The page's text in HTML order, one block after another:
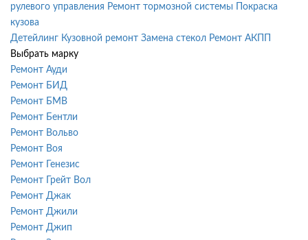
рулевого управления Ремонт тормозной системы
Покраска
кузова
Детейлинг Кузовной ремонт Замена стекол Ремонт АКПП
Выбрать марку
Ремонт Ауди
Ремонт БИД
Ремонт БМВ
Ремонт Бентли
Ремонт Вольво
Ремонт Воя
Ремонт Генезис
Ремонт Грейт Вол
Ремонт Джак
Ремонт Джили
Ремонт Джип